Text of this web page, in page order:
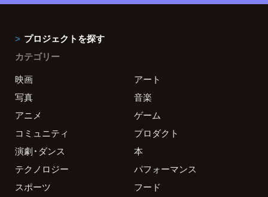
プロジェクトを探す
カテゴリー
映画
アート
写真
音楽
アニメ
ゲーム
コミュニティ
プロダクト
演劇・ダンス
本
テクノロジー
パフォーマンス
スポーツ
フード